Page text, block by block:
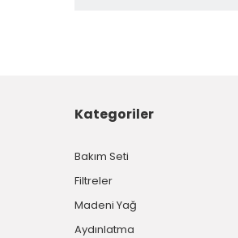
Kategoriler
Bakım Seti
Filtreler
Madeni Yağ
Aydınlatma